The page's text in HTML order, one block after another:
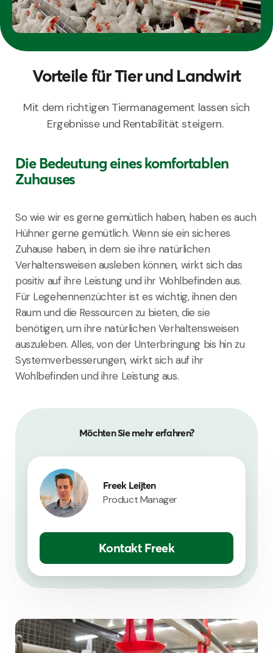
Vorteile für Tier und Landwirt
Mit dem richtigen Tiermanagement lassen sich
Ergebnisse und Rentabilität steigern.
Die Bedeutung eines komfortablen
Zuhauses
So wie wir es gerne gemütlich haben, haben es auch
Hühner gerne gemütlich. Wenn sie ein sicheres
Zuhause haben, in dem sie ihre natürlichen
Verhaltensweisen ausleben können, wirkt sich das
positiv auf ihre Leistung und ihr Wohlbefinden aus.
Für Legehennenzüchterist es wichtig, ihnen den
Raum und die Ressourcen zu bieten, die sie
benötigen, um ihre natürlichen Verhaltensweisen
auszuleben. Alles, von der Unterbringung bis hin zu
Systemverbesserungen, wirkt sich auf ihr
Wohlbefinden und ihre Leistung aus.
Möchten Sie mehr erfahren?
Freek Leijten
Product Manager
Kontakt Freek